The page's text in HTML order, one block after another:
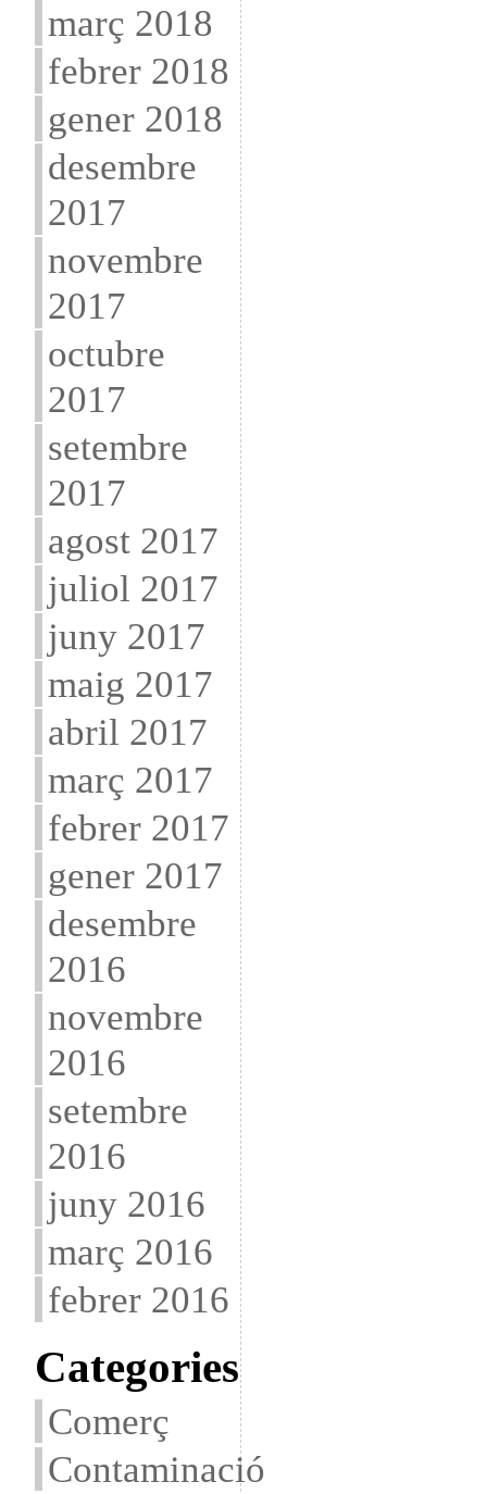
març 2018
febrer 2018
gener 2018
desembre
2017
novembre
2017
octubre
2017
setembre
2017
agost 2017
juliol 2017
juny 2017
maig 2017
abril 2017
març 2017
febrer 2017
gener 2017
desembre
2016
novembre
2016
setembre
2016
juny 2016
març 2016
febrer 2016
Categories
Comerç
Contaminació